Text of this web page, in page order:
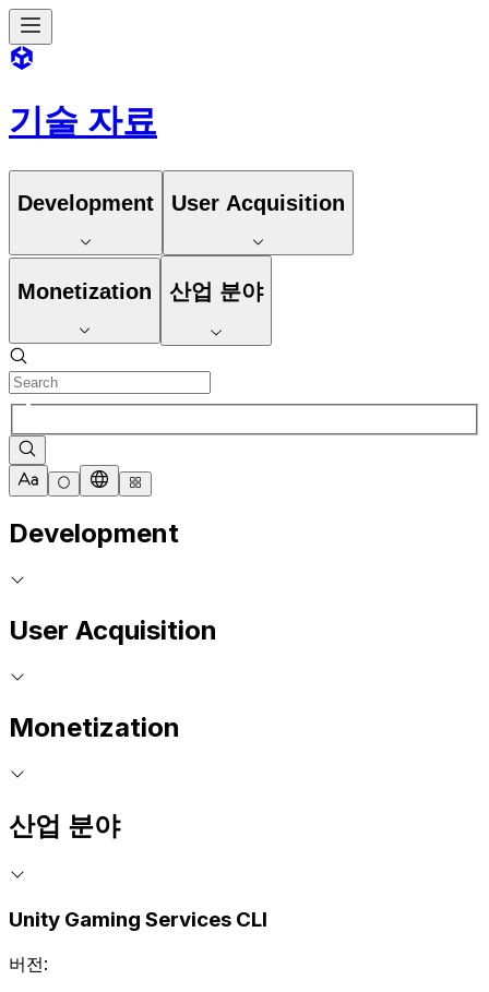
기술 자료
Development User Acquisition
Monetization 산업 분야
Development
User Acquisition
Monetization
산업 분야
Unity Gaming Services CLI
버전: